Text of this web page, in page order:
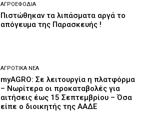
ΑΓΡΟΕΦΌΔΙΑ
Πιστώθηκαν τα λιπάσματα αργά το
απόγευμα της Παρασκευής !
ΑΓΡΟΤΙΚΆ ΝΈΑ
myAGRO: Σε λειτουργία η πλατφόρμα
– Νωρίτερα οι προκαταβολές για
αιτήσεις έως 15 Σεπτεμβρίου – Όσα
είπε ο διοικητής της ΑΑΔΕ